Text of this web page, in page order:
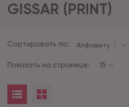
GISSAR (PRINT)
Сортировать по: Алфавиту
Показать на странице: 15